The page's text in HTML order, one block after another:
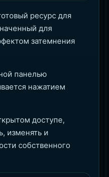
ресурс для
для
затемнения
панелью
нажатием
доступе,
изменять и
собственного